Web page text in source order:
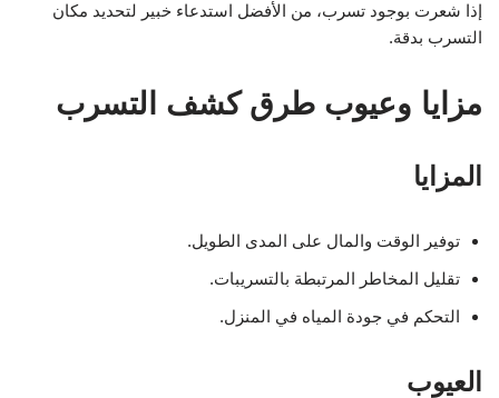
إذا شعرت بوجود تسرب، من الأفضل استدعاء خبير لتحديد مكان
التسرب بدقة.
مزايا وعيوب طرق كشف التسرب
المزايا
توفير الوقت والمال على المدى الطويل.
تقليل المخاطر المرتبطة بالتسريبات.
التحكم في جودة المياه في المنزل.
العيوب